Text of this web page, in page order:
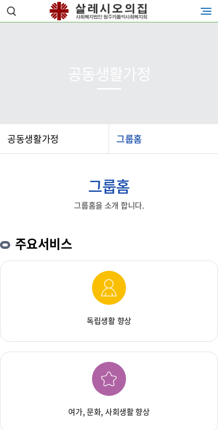
공동생활가정 그룹홈
그룹홈
그룹홈을 소개 합니다.
주요서비스
독립생활 향상
여가, 문화, 사회생활 향상